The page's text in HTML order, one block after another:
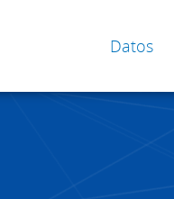
Datos